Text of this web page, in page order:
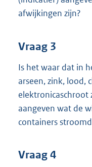
afwijkingen zijn?
Vraag 3
Is het waar dat in
arseen, zink, lood,
elektronicaschroot
aangeven wat de
containers
Vraag 4